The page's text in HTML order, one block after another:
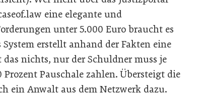
eine elegante und
unter 5.000 Euro braucht es
erstellt anhand der Fakten eine
nichts, nur der Schuldner muss je
Pauschale zahlen. Übersteigt die
ein Anwalt aus dem Netzwerk dazu.